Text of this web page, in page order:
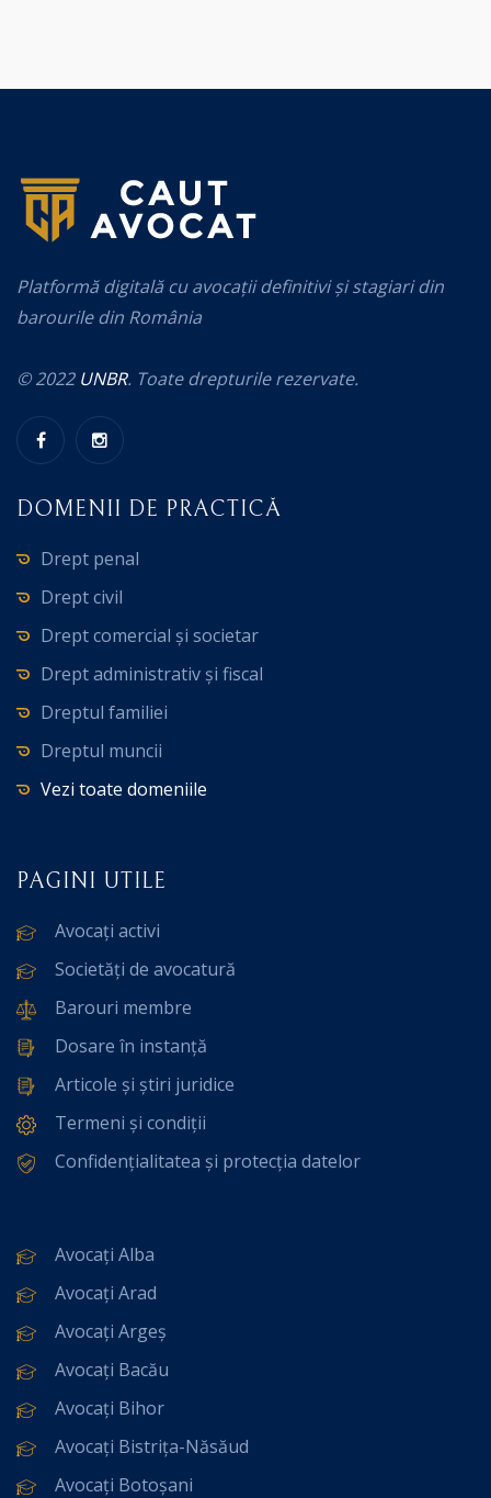
Platformă digitală cu avocații definitivi și stagiari din
barourile din România
© 2022 UNBR. Toate drepturile rezervate.
DOMENII DE PRACTICĂ
Drept penal
Drept civil
Drept comercial și societar
Drept administrativ și fiscal
Dreptul familiei
Dreptul muncii
Vezi toate domeniile
PAGINI UTILE
Avocați activi
Societăți de avocatură
Barouri membre
Dosare în instanță
Articole și știri juridice
Termeni și condiții
Confidențialitatea și protecția datelor
Avocați Alba
Avocați Arad
Avocați Argeș
Avocați Bacău
Avocați Bihor
Avocați Bistrița-Năsăud
Avocați Botoșani